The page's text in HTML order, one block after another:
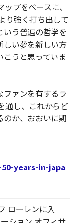
プをベースに、
り強く打ち出して
いう普遍の哲学を
しい夢を新しい方
うと思っていま
ファンを有するラ
通し、これからど
のか、おおいに期
years-in-japa
ローレンに入